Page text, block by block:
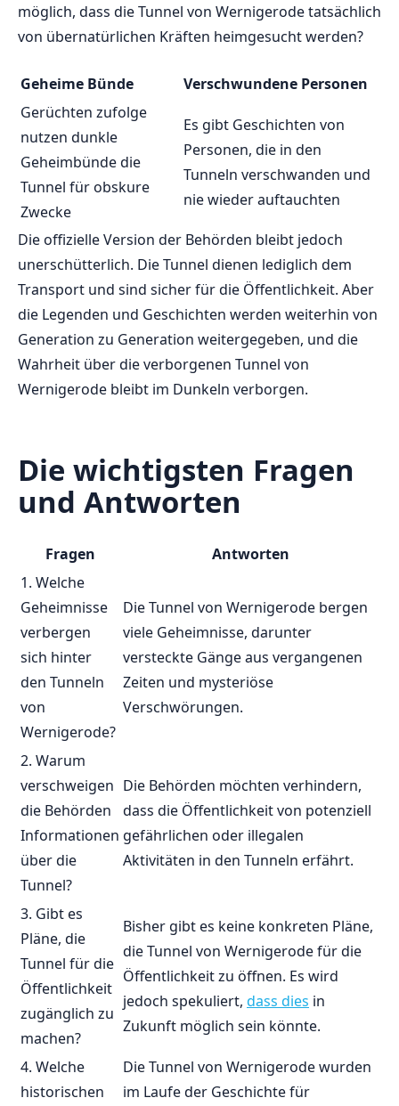
möglich, dass ⁢die Tunnel von Wernigerode tatsächlich
von übernatürlichen ⁤Kräften heimgesucht werden?
Geheime‍ Bünde
Verschwundene ⁣Personen
Gerüchten​ zufolge
nutzen dunkle
Geheimbünde ⁣die
⁢Tunnel für⁢ obskure
Zwecke
Es gibt Geschichten von ​
Personen, die in den
Tunneln verschwanden und
nie wieder ⁣auftauchten
Die‌ offizielle Version der Behörden bleibt jedoch
unerschütterlich. Die Tunnel dienen lediglich dem⁢
Transport‌ und sind sicher für die Öffentlichkeit. ⁤Aber
die Legenden und ⁢Geschichten werden⁢ weiterhin⁤ von
Generation ‍zu Generation weitergegeben, und ‌die
Wahrheit über die verborgenen ⁤Tunnel von
Wernigerode bleibt im ⁤Dunkeln verborgen.
Die wichtigsten Fragen
und Antworten
Fragen
Antworten
1. Welche
Geheimnisse
verbergen
sich hinter
den Tunneln
von
Wernigerode?
Die​ Tunnel von Wernigerode ‌bergen
viele Geheimnisse, darunter
versteckte Gänge aus vergangenen
Zeiten und⁣ mysteriöse⁤
Verschwörungen.
2. ⁤Warum
verschweigen
die ⁤Behörden​
Informationen​
über ​die
Tunnel?
Die Behörden ⁢möchten verhindern,
dass die Öffentlichkeit von potenziell
gefährlichen oder illegalen
Aktivitäten in den Tunneln‍ erfährt.
3. Gibt es
Pläne, die
Tunnel für die
Öffentlichkeit
zugänglich zu‌
machen?
Bisher gibt es ⁤keine konkreten ⁢Pläne,
die Tunnel von Wernigerode für die
Öffentlichkeit zu öffnen. Es wird
jedoch spekuliert, dass dies in
Zukunft ⁣möglich sein könnte.
4. Welche
historischen⁣
Die ‌Tunnel⁣ von Wernigerode ​wurden
im Laufe ⁣der ‌Geschichte für